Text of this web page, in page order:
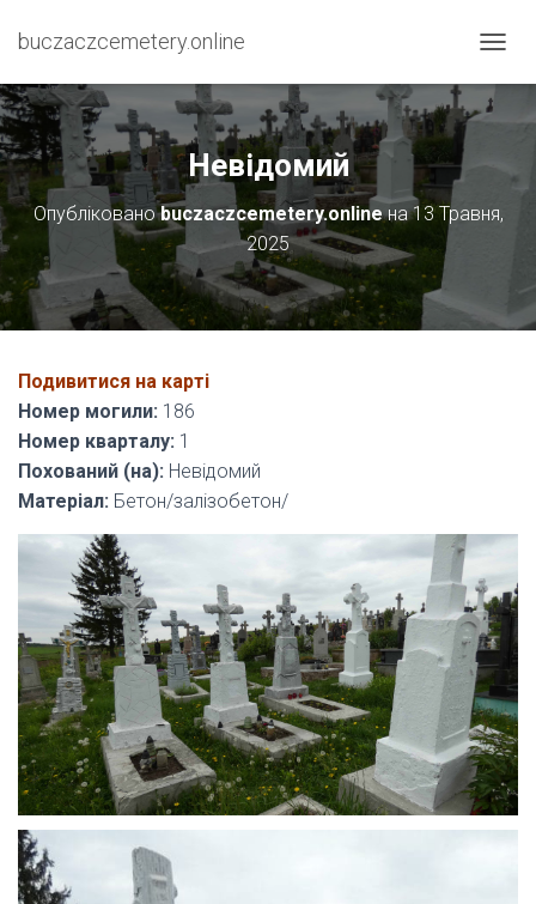
buczaczcemetery.online
Е
Р
У
В
Невідомий
Опублікованоbuczaczcemetery.onlineна13 Травня,
2025
Подивитися на карті
Номер могили: 186
Номер кварталу: 1
Похований (на): Невідомий
Матеріал: Бетон/залізобетон/